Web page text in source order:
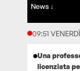
News ↓
09:51
Una
licenziata